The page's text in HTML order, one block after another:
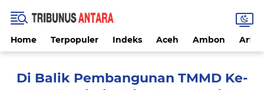
Home Terpopuler Indeks Aceh Ambon
Di Balik Pembangunan TMMD Ke-